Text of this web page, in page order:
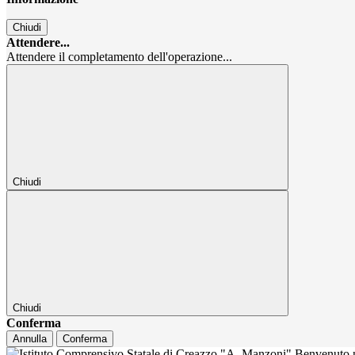
Chiudi
Attendere...
Attendere il completamento dell'operazione...
Chiudi
Chiudi
Conferma
Annulla Conferma